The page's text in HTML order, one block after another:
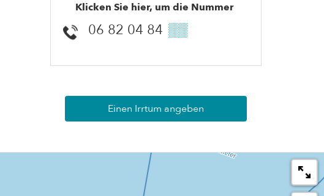
Klicken Sie hier, um die Nummer
06 82 04 84 ▒▒
Einen Irrtum angeben